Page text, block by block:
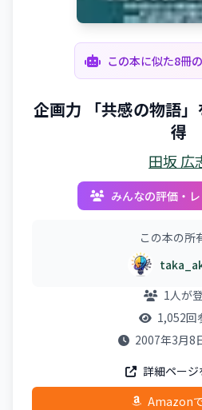
この本に似た8冊
企画力 「共感の物語
得
田坂 広
みんなの評価・
この本の所
1人が
1,052回
2007年3月8
詳細ページ
Amazon